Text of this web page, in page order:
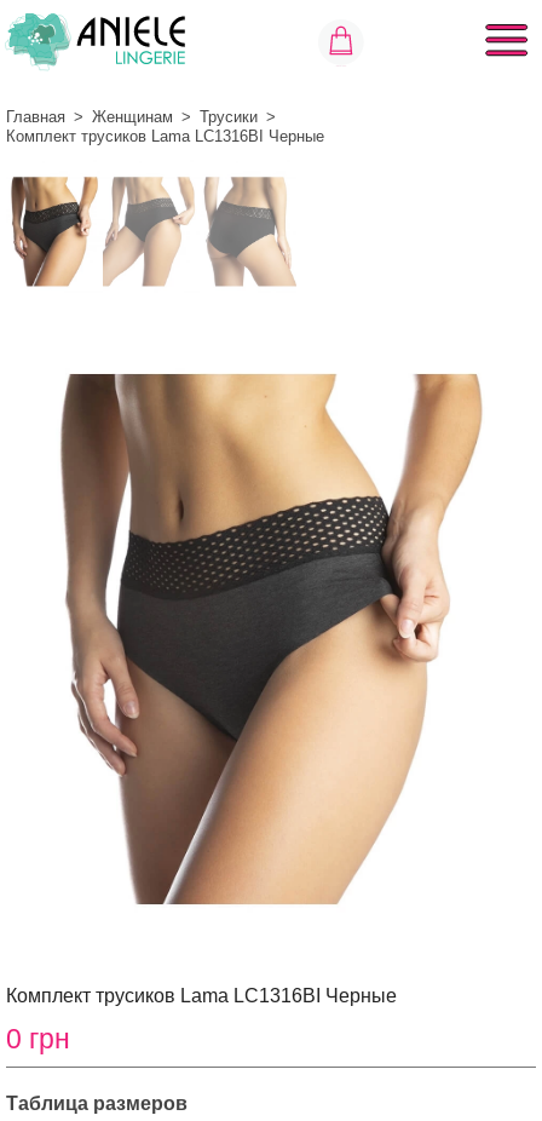
Главная > Женщинам > Трусики >
Комплект трусиков Lama LC1316BI Черные
Комплект трусиков Lama LC1316BI Черные
0 грн
Таблица размеров